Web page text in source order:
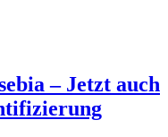
– Jetzt auch